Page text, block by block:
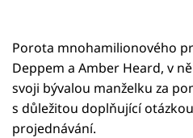
Porota mnohamilionového
Deppem a Amber Heard, v
svoji bývalou manželku za
s důležitou doplňující
projednávání.